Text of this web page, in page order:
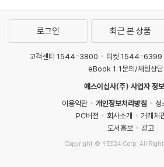
로그인 최근 본 상품
고객센터 1544-3800 티켓 1544-6399
eBook 1:1문의/채팅상담
예스이십사(주) 사업자 정보
이용약관
개인정보처리방침
청
PC버전
회사소개
거래처
도서홍보
광고
Copyright © YES24 Corp. All